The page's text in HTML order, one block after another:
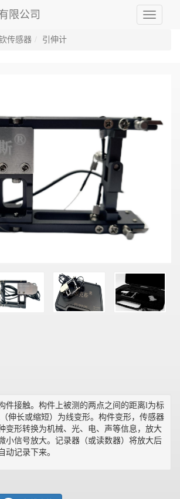
限公司
Toggle
传感器 引伸计
件接触。构件上被测的两点之间的距离l为标
伸长或缩短）为线变形。构件变形，传感器
变形转换为机械、光、电、声等信息，放大
小信号放大。记录器（或读数器）将放大后
动记录下来。